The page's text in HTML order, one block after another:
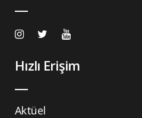
Hızlı Erişim
Aktüel